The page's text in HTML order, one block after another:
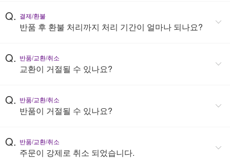
Q. 결제/환불
반품 후 환불 처리까지 처리 기간이 얼마나 되나요?
Q. 반품/교환/취소
교환이 거절될 수 있나요?
Q. 반품/교환/취소
반품이 거절될 수 있나요?
Q. 반품/교환/취소
주문이 강제로 취소 되었습니다.